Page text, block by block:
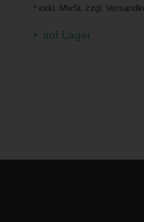
* exkl. MwSt. zzgl.
auf Lager